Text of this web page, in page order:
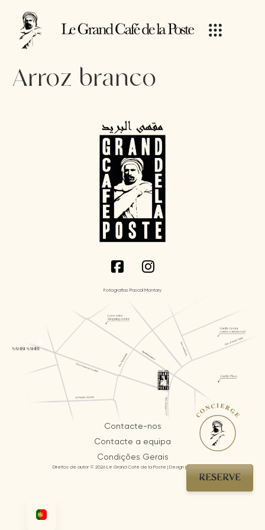
Arroz branco
Contacte-nos
Contacte a equipa
Condições Gerais
Fotografias Pascal Montary
Direitos de autor © 2026 Le Grand Café de la Poste | Design por AI Mosaic
RESERVE
CONCIERGE